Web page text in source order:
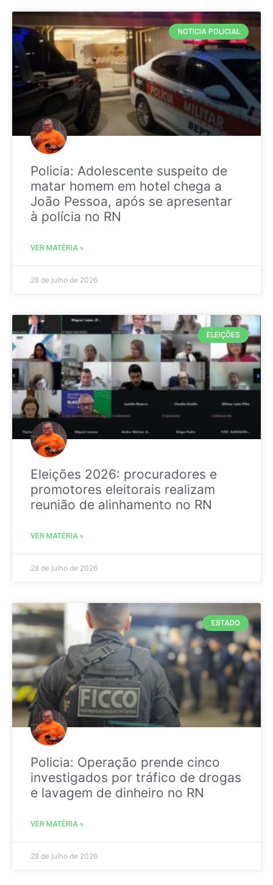
NOTICIA POLICIAL
Policia: Adolescente suspeito de
matar homem em hotel chega a
João Pessoa, após se apresentar
à polícia no RN
VER MATÉRIA »
28 de julho de 2026
ELEIÇÕES
Eleições 2026: procuradores e
promotores eleitorais realizam
reunião de alinhamento no RN
VER MATÉRIA »
28 de julho de 2026
ESTADO
Policia: Operação prende cinco
investigados por tráfico de drogas
e lavagem de dinheiro no RN
VER MATÉRIA »
28 de julho de 2026